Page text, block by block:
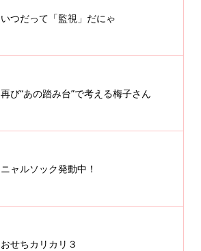
いつだって「監視」だにゃ
再び“あの踏み台”で考える梅子さん
ニャルソック発動中！
おせちカリカリ３